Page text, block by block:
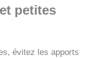
petites
évitez les apports